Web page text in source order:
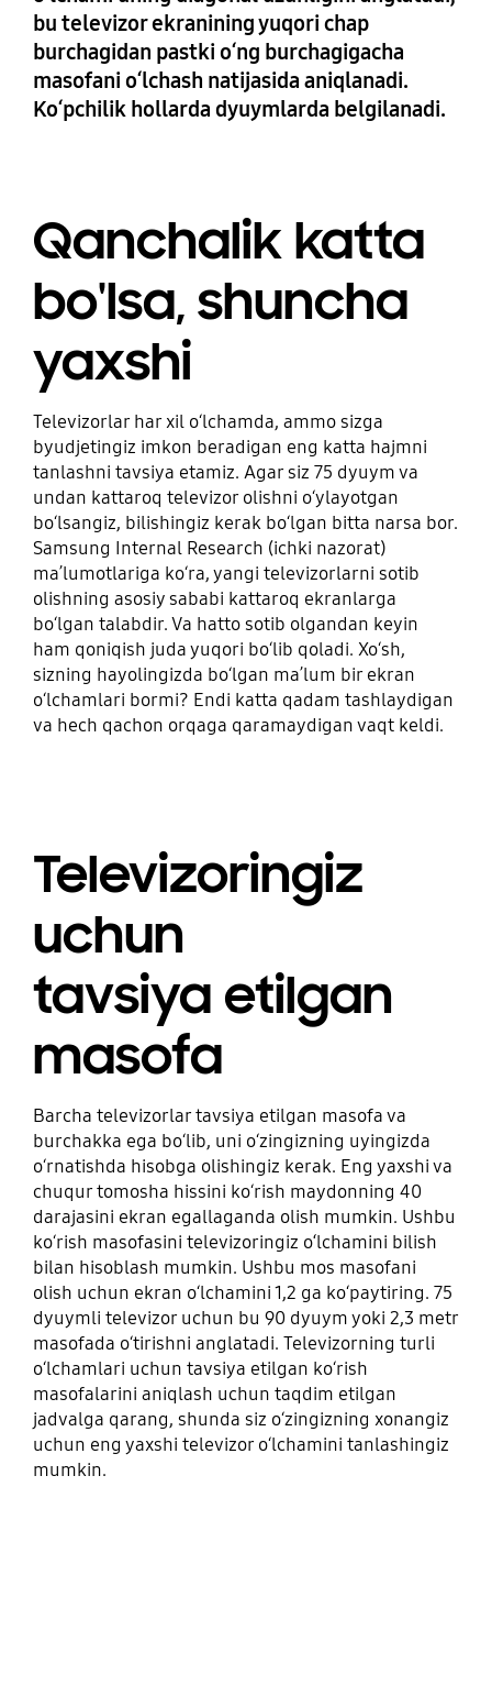
bu televizor ekranining yuqori chap
burchagidan pastki oʻng burchagigacha
masofani oʻlchash natijasida aniqlanadi.
Koʻpchilik hollarda dyuymlarda belgilanadi.
Qanchalik katta
bo'lsa, shuncha
yaxshi
Televizorlar har xil oʻlchamda, ammo sizga
byudjetingiz imkon beradigan eng katta hajmni
tanlashni tavsiya etamiz. Agar siz 75 dyuym va
undan kattaroq televizor olishni oʻylayotgan
boʻlsangiz, bilishingiz kerak boʻlgan bitta narsa bor.
Samsung Internal Research (ichki nazorat)
maʼlumotlariga koʻra, yangi televizorlarni sotib
olishning asosiy sababi kattaroq ekranlarga
boʻlgan talabdir. Va hatto sotib olgandan keyin
ham qoniqish juda yuqori boʻlib qoladi. Xoʻsh,
sizning hayolingizda boʻlgan maʼlum bir ekran
oʻlchamlari bormi? Endi katta qadam tashlaydigan
va hech qachon orqaga qaramaydigan vaqt keldi.
Televizoringiz
uchun
tavsiya etilgan
masofa
Barcha televizorlar tavsiya etilgan masofa va
burchakka ega boʻlib, uni oʻzingizning uyingizda
oʻrnatishda hisobga olishingiz kerak. Eng yaxshi va
chuqur tomosha hissini koʻrish maydonning 40
darajasini ekran egallaganda olish mumkin. Ushbu
koʻrish masofasini televizoringiz o‘lchamini bilish
bilan hisoblash mumkin. Ushbu mos masofani
olish uchun ekran oʻlchamini 1,2 ga koʻpaytiring. 75
dyuymli televizor uchun bu 90 dyuym yoki 2,3 metr
masofada oʻtirishni anglatadi. Televizorning turli
oʻlchamlari uchun tavsiya etilgan koʻrish
masofalarini aniqlash uchun taqdim etilgan
jadvalga qarang, shunda siz oʻzingizning xonangiz
uchun eng yaxshi televizor oʻlchamini tanlashingiz
mumkin.